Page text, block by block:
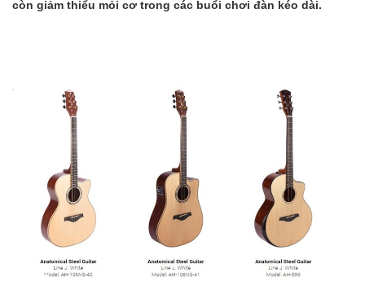
còn giảm thiểu mỏi cơ trong các buổi chơi đàn kéo dài.